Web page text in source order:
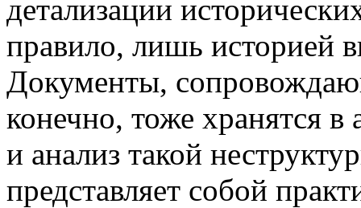
детализации
правило, лишь историей
Документы,
конечно, тоже хранятся
и анализ такой
представляет собой